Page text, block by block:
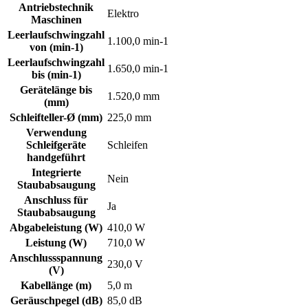
Antriebstechnik
Maschinen
Elektro
Leerlaufschwingzahl
von (min-1)
1.100,0 min-1
Leerlaufschwingzahl
bis (min-1)
1.650,0 min-1
Gerätelänge bis
(mm)
1.520,0 mm
Schleifteller-Ø (mm) 225,0 mm
Verwendung
Schleifgeräte
handgeführt
Schleifen
Integrierte
Staubabsaugung
Nein
Anschluss für
Staubabsaugung
Ja
Abgabeleistung (W) 410,0 W
Leistung (W)
710,0 W
Anschlussspannung
(V)
230,0 V
Kabellänge (m)
5,0 m
Geräuschpegel (dB) 85,0 dB